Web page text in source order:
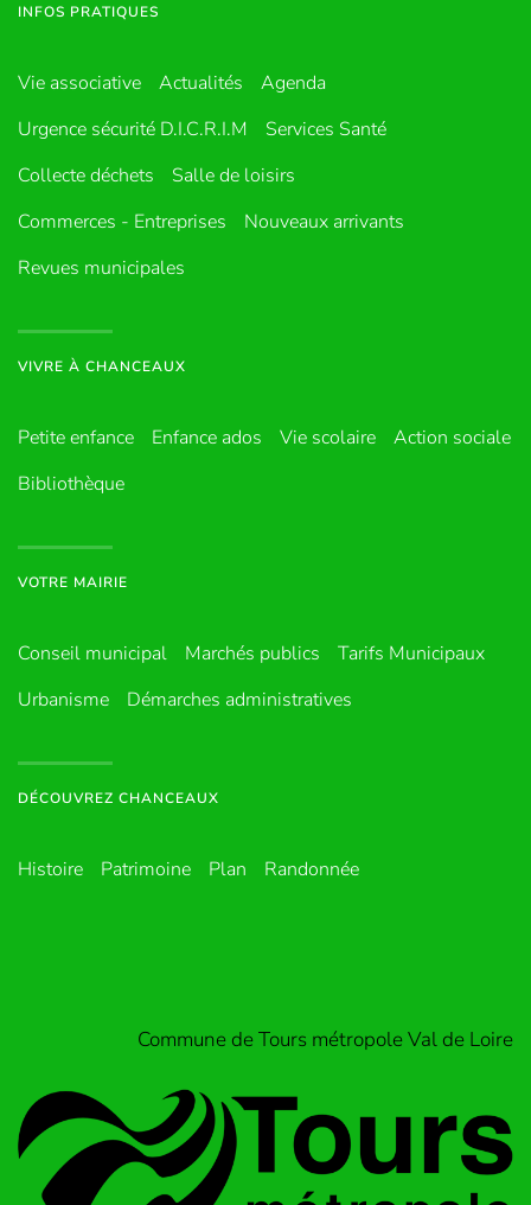
INFOS PRATIQUES
Vie associative Actualités
Agenda
Urgence sécurité D.I.C.R.I.M
Services Santé
Collecte déchets
Salle de loisirs
Commerces - Entreprises
Nouveaux arrivants
Revues municipales
VIVRE À CHANCEAUX
Petite enfance Enfance ados Vie scolaire
Action sociale
Bibliothèque
VOTRE MAIRIE
Conseil municipal Marchés publics
Tarifs Municipaux
Urbanisme
Démarches administratives
DÉCOUVREZ CHANCEAUX
Histoire Patrimoine Plan Randonnée
Commune de Tours métropole Val de Loire